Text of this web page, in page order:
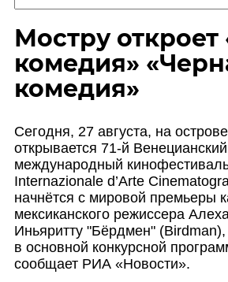
Мостру откроет
комедия»
комедия»
Сегодня, 27 августа, на
открывается 71-й Венецианский
международный
Internazionale d’Arte
начнётся с мировой премьеры
мексиканского режиссера
Иньяритту "Бёрдмен"
в основной конкурсной
сообщает РИА «Новости».